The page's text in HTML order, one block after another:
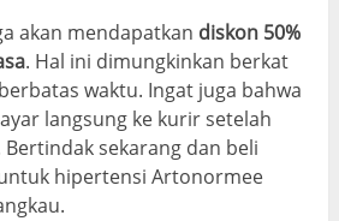
akan mendapatkan diskon 50%
. Hal ini dimungkinkan berkat
waktu. Ingat juga bahwa
langsung ke kurir setelah
sekarang dan beli
hipertensi Artonormee